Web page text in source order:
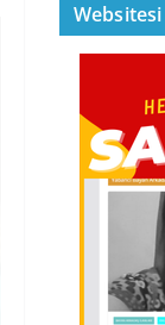
Websitesi